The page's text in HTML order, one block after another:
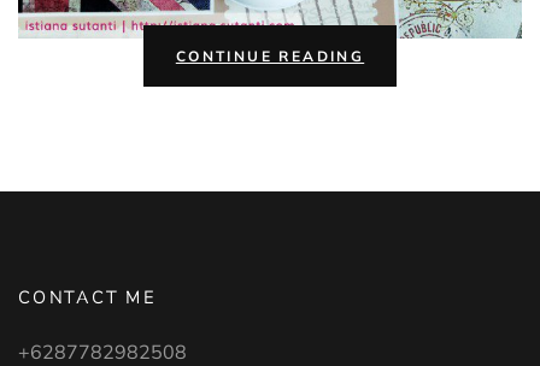
CONTINUE READING
“CANTIK
DENGAN
COSMETIC”
CONTACT ME
+6287782982508